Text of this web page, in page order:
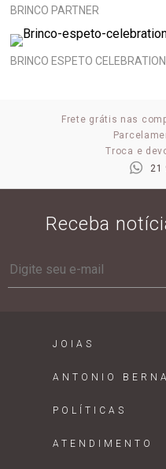
BRINCO PARTNER
Frete grátis nas
Troca e
21
Receba
JOIAS
ANTONIO
POLÍTICAS
ATENDIMENTO